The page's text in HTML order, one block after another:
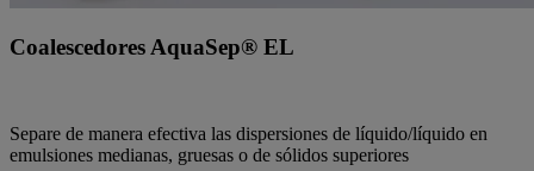
Coalescedores AquaSep® EL
Separe de manera efectiva las dispersiones de líquido/líquido en
emulsiones medianas, gruesas o de sólidos superiores